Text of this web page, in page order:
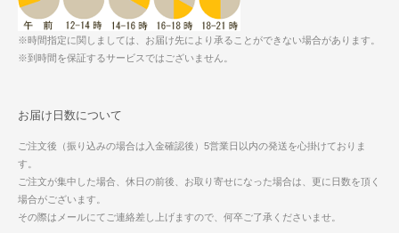
※時間指定に関しましては、お届け先により承ることができない場合があります。
※到時間を保証するサービスではございません。
お届け日数について
ご注文後（振り込みの場合は入金確認後）5営業日以内の発送を心掛けておりま
す。
ご注文が集中した場合、休日の前後、お取り寄せになった場合は、更に日数を頂く
場合がございます。
その際はメールにてご連絡差し上げますので、何卒ご了承くださいませ。